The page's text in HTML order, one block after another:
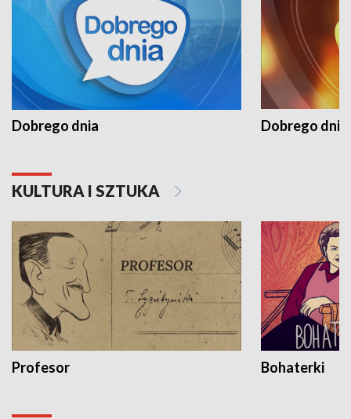
Dobrego dnia Dobrego dnia
KULTURA I SZTUKA
Profesor Bohaterki